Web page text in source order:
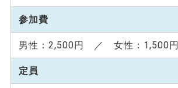
参加費
男性：2,500円 ／ 女性：1,500円
定員